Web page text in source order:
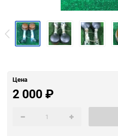
Цена
2 000₽